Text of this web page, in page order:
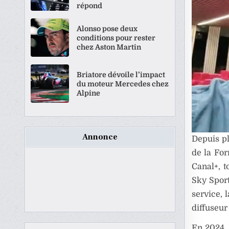
Depuis
de la
Canal+,
Sky
service,
diffuseur
répond
Alonso pose deux
conditions pour rester
chez Aston Martin
Briatore dévoile l’impact
du moteur Mercedes chez
Alpine
Annonce